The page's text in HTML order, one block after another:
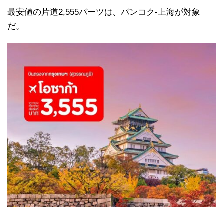
最安値の片道2,555バーツは、バンコク-上海が対象
だ。